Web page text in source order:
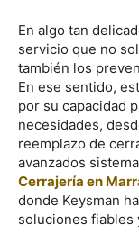
En algo tan
servicio que no
también los
En ese sentido,
por su capacidad
necesidades,
reemplazo de
avanzados
Cerrajería en
donde Keysman
soluciones fiables